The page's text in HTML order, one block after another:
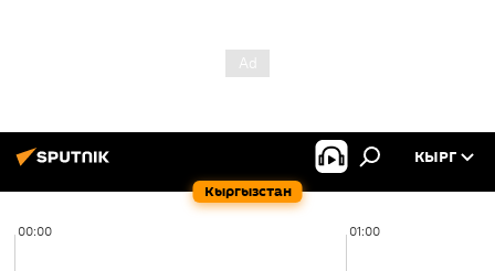
Кыргызстан
КЫРГ
00:00 01:00